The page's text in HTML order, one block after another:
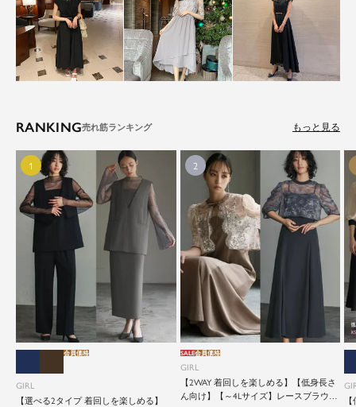
RANKING もっと見る
GIRL
【選べる2タイプ 着回しを楽しめる】
会員価格
GIRL
【2WAY 着回しを楽しめる】【低身長さ
ん向け】【～4Lサイズ】レースブラウス
SALE会員価格